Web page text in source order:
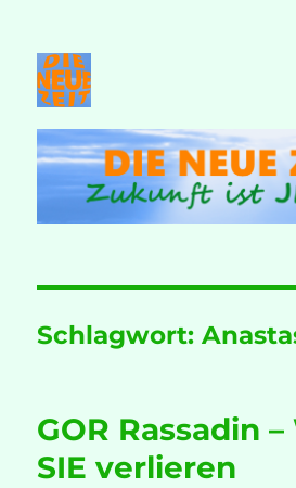
DIE NEUE ZEIT
Schlagwort:
GOR Rassadin
SIE verlieren